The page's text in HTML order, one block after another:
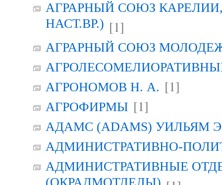
АГРАРНЫЙ СОЮЗ КАРЕЛИИ,
НАСТ.ВР.) [1]
АГРАРНЫЙ СОЮЗ
АГРОНОМОВ Н. А. [1]
АГРОФИРМЫ [1]
АДАМС (ADAMS) УИЛЬЯМ
АДМИНИСТРАТИВНО-
АДМИНИСТРАТИВНЫЕ